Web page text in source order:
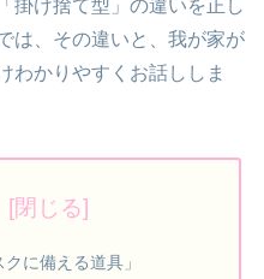
掛け捨て型」の違いを正し
は、その違いと、我が家が
わかりやすくお話ししま
に備える道具」